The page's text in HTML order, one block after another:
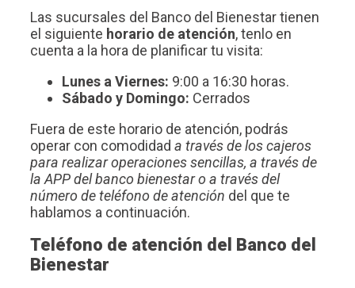
Las sucursales del Banco del Bienestar tienen
el siguiente horario de atención, tenlo en
cuenta a la hora de planificar tu visita:
Lunes a Viernes: 9:00 a 16:30 horas.
Sábado y Domingo: Cerrados
Fuera de este horario de atención, podrás
operar con comodidad a través de los cajeros
para realizar operaciones sencillas, a través de
la APP del banco bienestar o a través del
número de teléfono de atención del que te
hablamos a continuación.
Teléfono de atención del Banco del
Bienestar